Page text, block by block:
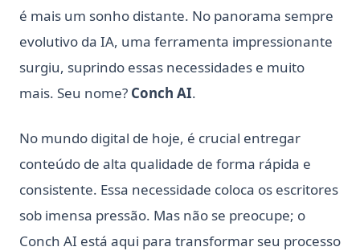
é mais um sonho distante. No panorama sempre
evolutivo da IA, uma ferramenta impressionante
surgiu, suprindo essas necessidades e muito
mais. Seu nome? Conch AI.
No mundo digital de hoje, é crucial entregar
conteúdo de alta qualidade de forma rápida e
consistente. Essa necessidade coloca os escritores
sob imensa pressão. Mas não se preocupe; o
Conch AI está aqui para transformar seu processo